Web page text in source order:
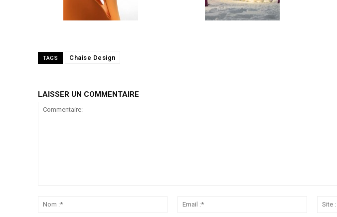
TAGS Chaise Design
LAISSER UN COMMENTAIRE
Email